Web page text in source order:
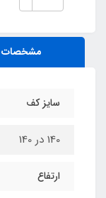
مشخصات
سایز کف
140 در 140
ارتفاع